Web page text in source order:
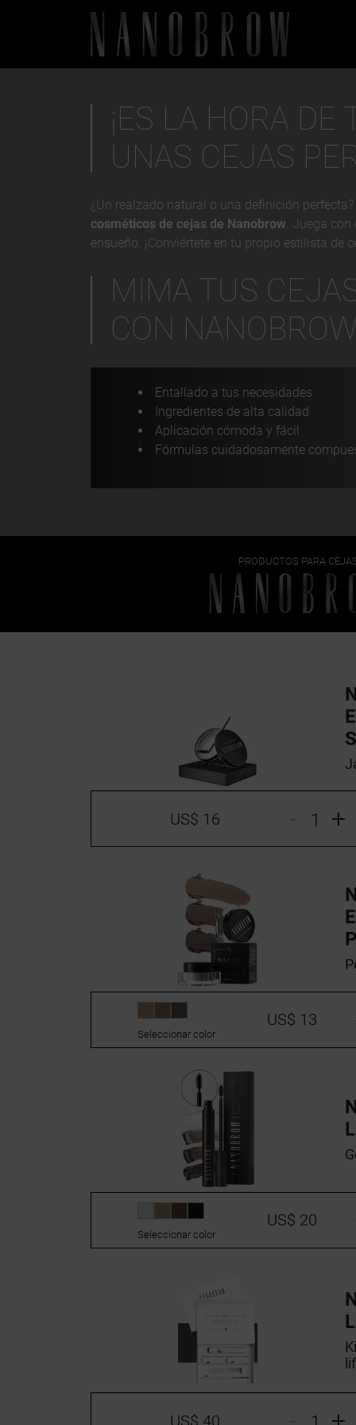
¡ES LA HORA DE
UNAS CEJAS
¿Un realzado natural o una definición perfecta?
cosméticos de cejas de Nanobrow. Juega con
ensueño. ¡Conviértete en tu propio estilista de
MIMA TUS
CON NANOBROW
Entallado a tus necesidades
Ingredientes de alta calidad
Aplicación cómoda y fácil
Fórmulas cuidadosamente
PRODUCTOS PARA
US$ 16 +
Seleccionar color
US$ 13
Seleccionar color
US$ 20
US$ 40